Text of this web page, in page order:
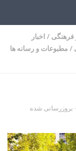
فرهنگی / اخبار
/ مطبوعات و رسانه ها
· بروزرسانی شده